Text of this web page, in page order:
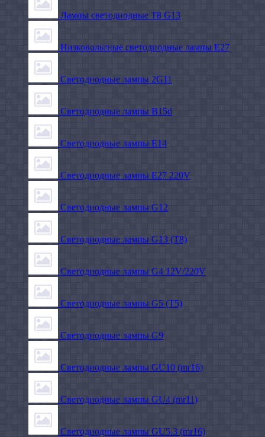
Лампы светодиодные Т8 G13
Низковольтные светодиодные лампы E27
Светодиодные лампы 2G11
Светодиодные лампы B15d
Светодиодные лампы E14
Светодиодные лампы E27 220V
Светодиодные лампы G12
Светодиодные лампы G13 (T8)
Светодиодные лампы G4 12V/220V
Светодиодные лампы G5 (T5)
Светодиодные лампы G9
Светодиодные лампы GU10 (mr16)
Светодиодные лампы GU4 (mr11)
Светодиодные лампы GU5.3 (mr16)